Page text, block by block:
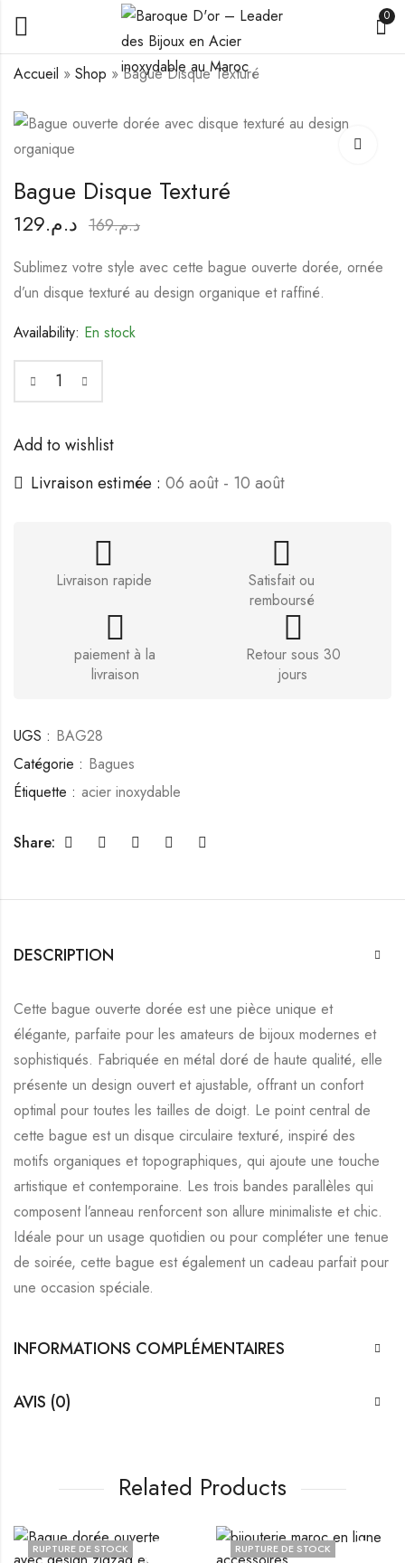
0
Accueil » Shop »Bague Disque Texturé
Bague Étoile Dorée
Bague Ovale et Halo
Bague Disque Texturé
د.م.129 د.م.169
Sublimez votre style avec cette bague ouverte dorée, ornée
d’un disque texturé au design organique et raffiné.
Availability: En stock
Add to wishlist
Livraison estimée : 06 août - 10 août
Livraison rapide
Satisfait ou
remboursé
paiement à la
livraison
Retour sous 30
jours
UGS : BAG28
Catégorie : Bagues
Étiquette : acier inoxydable
Share:
DESCRIPTION
Cette bague ouverte dorée est une pièce unique et
élégante, parfaite pour les amateurs de bijoux modernes et
sophistiqués. Fabriquée en métal doré de haute qualité, elle
présente un design ouvert et ajustable, offrant un confort
optimal pour toutes les tailles de doigt. Le point central de
cette bague est un disque circulaire texturé, inspiré des
motifs organiques et topographiques, qui ajoute une touche
artistique et contemporaine. Les trois bandes parallèles qui
composent l’anneau renforcent son allure minimaliste et chic.
Idéale pour un usage quotidien ou pour compléter une tenue
de soirée, cette bague est également un cadeau parfait pour
une occasion spéciale.
INFORMATIONS COMPLÉMENTAIRES
AVIS (0)
Related Products
RUPTURE DE STOCK RUPTURE DE STOCK